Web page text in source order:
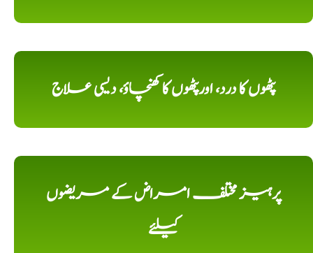
پٹھوں کا درد، اورپٹھوں کا کھنچاؤ، دیسی علاج
پرہیز مختلف امراض کے مریضوں
کیلئے